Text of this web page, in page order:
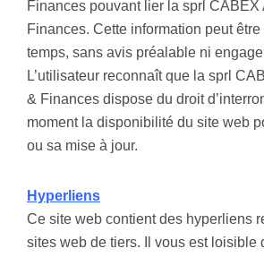
Finances pouvant lier la sprl CABEX
Finances. Cette information peut
temps, sans avis préalable ni
L’utilisateur reconnaît que la sprl
& Finances dispose du droit
moment la disponibilité du site web
ou sa mise à jour.
Hyperliens
Ce site web contient des hyperliens
sites web de tiers. Il vous est loisible